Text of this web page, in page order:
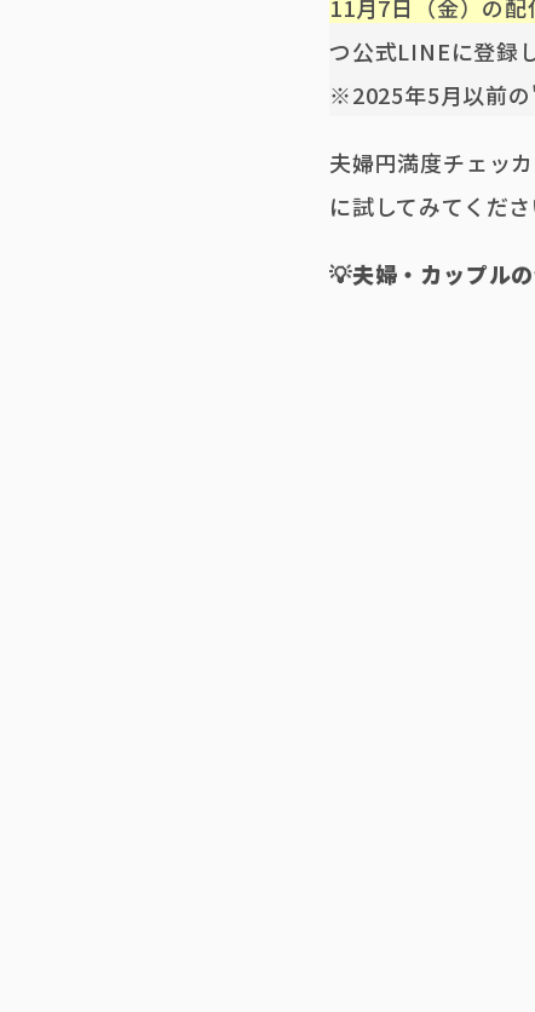
11月7日（金）の
つ公式LINEに登録
※2025年5月以前
夫婦円満度チェッ
に試してみてくださ
💡夫婦・カップル